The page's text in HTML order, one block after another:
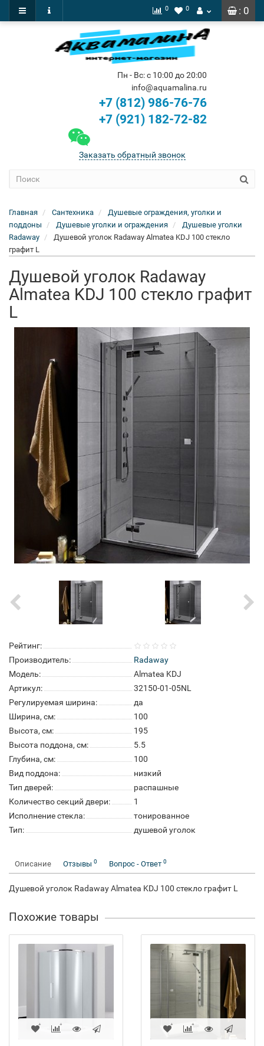
: 0
0 0
Пн - Вс: с 10:00 до 20:00
info@aquamalina.ru
+7 (812) 986-76-76
+7 (921) 182-72-82
Заказать обратный звонок
Главная Сантехника
Душевые ограждения, уголки и
поддоны
Душевые уголки и ограждения
Душевые уголки
Radaway
Душевой уголок Radaway Almatea KDJ 100 стекло
графит L
Душевой уголок Radaway
Almatea KDJ 100 стекло графит
L
Рейтинг:
Производитель:
Radaway
Модель:
Almatea KDJ
Артикул:
32150-01-05NL
Регулируемая ширина:
да
Ширина, см:
100
Высота, см:
195
Высота поддона, см:
5.5
Глубина, см:
100
Вид поддона:
низкий
Тип дверей:
распашные
Количество секций двери:
1
Исполнение стекла:
тонированное
Тип:
душевой уголок
Описание Отзывы 0 Вопрос - Ответ 0
Душевой уголок Radaway Almatea KDJ 100 стекло графит L
Похожие товары